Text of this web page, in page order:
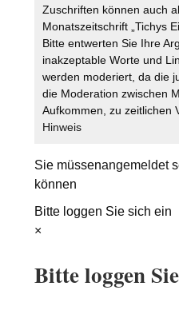
Zuschriften können auch
Monatszeitschrift „Tichys
Bitte entwerten Sie Ihre
inakzeptable Worte und
werden moderiert, da die
die Moderation zwischen
Aufkommen, zu zeitlichen
Hinweis
Sie müssenangemeldet
können
Bitte loggen Sie sich ein
×
Bitte loggen